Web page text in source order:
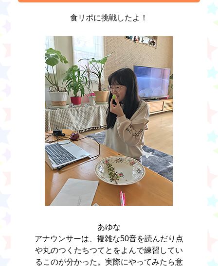
食リポに挑戦したよ！
あゆな
アナウンサーは、複雑な50音を読んだり点
や丸のつくたちつてとをよんで練習してい
るこのが分かった。実際にやってみたら意